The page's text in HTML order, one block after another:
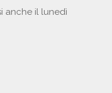
anche il lunedì